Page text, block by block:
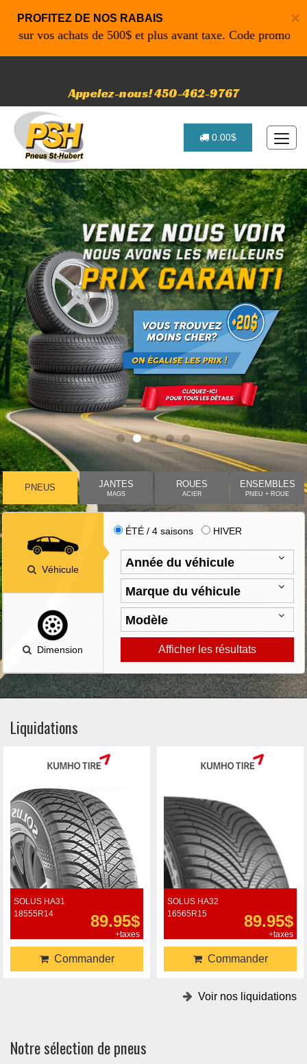
×
PROFITEZ DE NOS RABAIS
achats de 500$ et plus avant taxe. Code promo:
Appelez-nous! 450-462-9767
0.00$
PNEUS JANTES
MAGS
ROUES
ACIER
ENSEMBLES
PNEU + ROUE
Véhicule
Dimension
ÉTÉ / 4 saisons HIVER
Afficher les résultats
Liquidations
SOLUS HA31
18555R14
89.95$
+taxes
Commander
SOLUS HA32
16565R15
89.95$
+taxes
Commander
Voir nos liquidations
Notre sélection de pneus